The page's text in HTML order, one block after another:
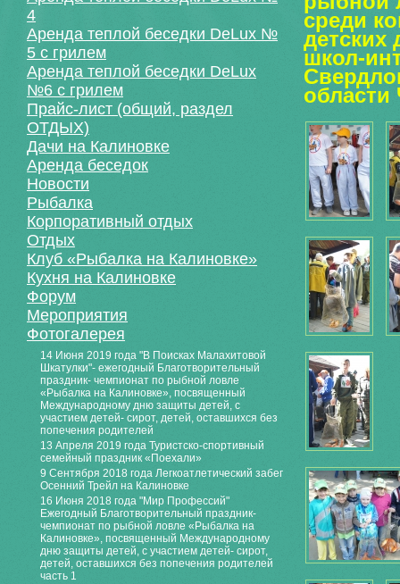
4
Аренда теплой беседки DeLux №
5 с грилем
Аренда теплой беседки DeLux
№6 с грилем
Прайс-лист (общий, раздел
ОТДЫХ)
Дачи на Калиновке
Аренда беседок
Новости
Рыбалка
Корпоративный отдых
Отдых
Клуб «Рыбалка на Калиновке»
Кухня на Калиновке
Форум
Мероприятия
Фотогалерея
14 Июня 2019 года "В Поисках Малахитовой
Шкатулки"- ежегодный Благотворительный
праздник- чемпионат по рыбной ловле
«Рыбалка на Калиновке», посвященный
Международному дню защиты детей, с
участием детей- сирот, детей, оставшихся без
попечения родителей
13 Апреля 2019 года Туристско-спортивный
семейный праздник «Поехали»
9 Сентября 2018 года Легкоатлетический забег
Осенний Трейл на Калиновке
16 Июня 2018 года "Мир Профессий"
Ежегодный Благотворительный праздник-
чемпионат по рыбной ловле «Рыбалка на
Калиновке», посвященный Международному
дню защиты детей, с участием детей- сирот,
детей, оставшихся без попечения родителей
часть 1
среди
детских
школ-
области